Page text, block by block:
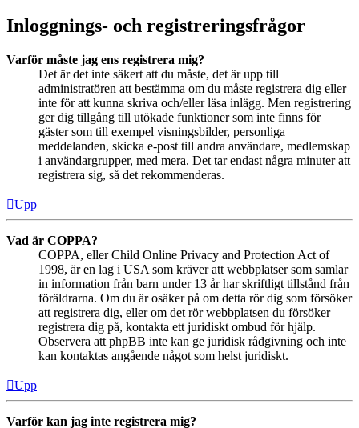
Inloggnings- och registreringsfrågor
Varför måste jag ens registrera mig?
Det är det inte säkert att du måste, det är upp till
administratören att bestämma om du måste registrera dig eller
inte för att kunna skriva och/eller läsa inlägg. Men registrering
ger dig tillgång till utökade funktioner som inte finns för
gäster som till exempel visningsbilder, personliga
meddelanden, skicka e-post till andra användare, medlemskap
i användargrupper, med mera. Det tar endast några minuter att
registrera sig, så det rekommenderas.
Upp
Vad är COPPA?
COPPA, eller Child Online Privacy and Protection Act of
1998, är en lag i USA som kräver att webbplatser som samlar
in information från barn under 13 år har skriftligt tillstånd från
föräldrarna. Om du är osäker på om detta rör dig som försöker
att registrera dig, eller om det rör webbplatsen du försöker
registrera dig på, kontakta ett juridiskt ombud för hjälp.
Observera att phpBB inte kan ge juridisk rådgivning och inte
kan kontaktas angående något som helst juridiskt.
Upp
Varför kan jag inte registrera mig?